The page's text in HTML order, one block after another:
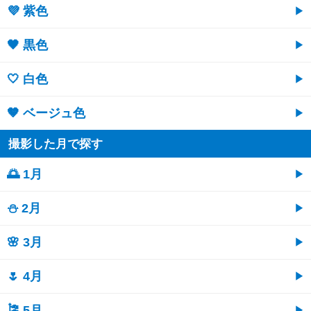
💜 紫色
🖤 黒色
🤍 白色
🤎 ベージュ色
撮影した月で探す
🌅 1月
⛄ 2月
🌸 3月
🌷 4月